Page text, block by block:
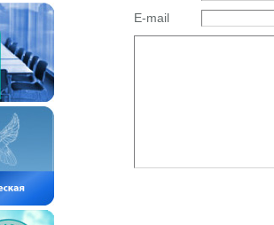
E-mail